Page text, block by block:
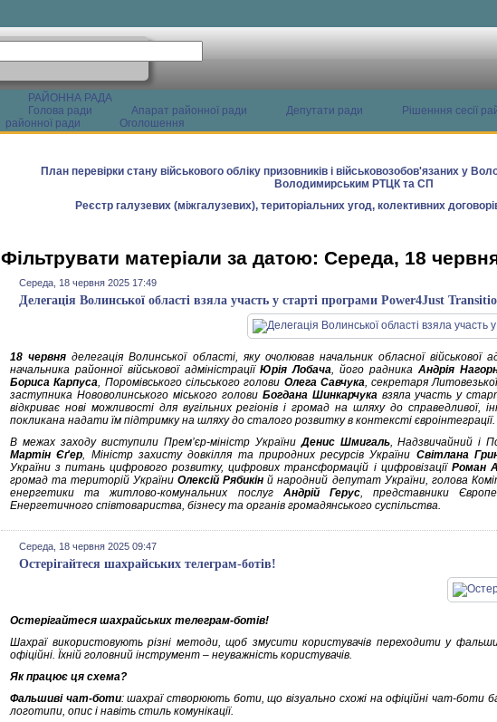
РАЙОННА РАДА
Голова ради
Апарат районної ради Депутати ради Рішенння сесії
районної ради
Оголошення
План перевірки стану військового обліку призовників і військовозобов'язаних у
Володимирським РТЦК та СП
Реєстр галузевих (міжгалузевих), територіальних угод, колективних
Фільтрувати матеріали за датою: Середа, 18
Середа, 18 червня 2025 17:49
Делегація Волинської області взяла участь у старті програми Power4Just
18 червня делегація Волинської області, яку очолював начальник обласної військової
начальника районної військової адміністраціїЮрія Лобача, його радника Андрія
Бориса Карпуса, Поромівського сільського голови Олега Савчука, секретаря
заступника Нововолинського міського голови Богдана Шинкарчукавзяла участь у
відкриває нові можливості для вугільних регіонів і громад на шляху до справедливої,
покликана надати їм підтримку на шляху до сталого розвитку в контексті євроінтеграції.
В межах заходу виступили Прем’єр-міністр УкраїниДенис Шмигаль, Надзвичайний і
Мартін Єґер, Міністр захисту довкілля та природних ресурсів України Світлана
України з питань цифрового розвитку, цифрових трансформацій і цифровізації Роман
громад та територій УкраїниОлексій Рябикін й народний депутат України, голова
енергетики та житлово-комунальних послуг Андрій Герус, представники
Енергетичного співтовариства, бізнесу та органів громадянського суспільства.
Середа, 18 червня 2025 09:47
Остерігайтеся шахрайських телеграм-ботів!
Остерігайтеся шахрайських телеграм-ботів!
Шахраї використовують різні методи, щоб змусити користувачів переходити у
офіційні. Їхній головний інструмент – неуважність користувачів.
Як працює ця схема?
Фальшиві чат-боти: шахраї створюють боти, що візуально схожі на офіційні чат-боти
логотипи, опис і навіть стиль комунікації.